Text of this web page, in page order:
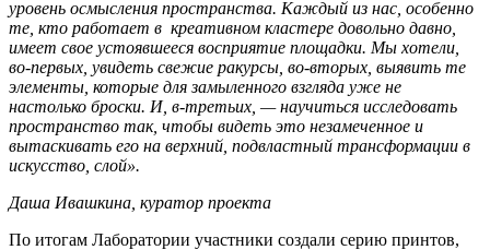
уровень осмысления пространства. Каждый из нас, особенно
те, кто работает в креативном кластере довольно давно,
имеет свое устоявшееся восприятие площадки. Мы хотели,
во‑первых, увидеть свежие ракурсы, во‑вторых, выявить те
элементы, которые для замыленного взгляда уже не
настолько броски. И, в‑третьих, — научиться исследовать
пространство так, чтобы видеть это незамеченное и
вытаскивать его на верхний, подвластный трансформации в
искусство, слой».
Даша Ивашкина, куратор проекта
По итогам Лаборатории участники создали серию принтов,